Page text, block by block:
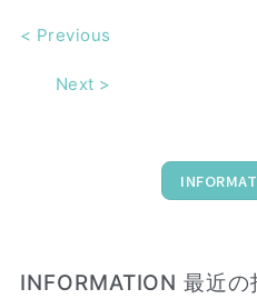
< Previous
Next >
INFORMATION 最近の